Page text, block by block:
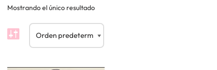
Mostrando el único resultado